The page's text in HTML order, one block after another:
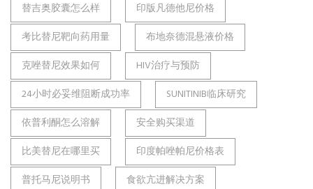
替吉奥胶囊怎么样
印版凡德他尼价格
考比替尼靶向药用量
布地奈德混悬液价格
克唑替尼效果如何
HIV治疗与预防
24小时必妥维阻断成功率
SUNITINIB临床研究
依普利酮怎么溶解
安全购买渠道
比美替尼在哪里买
印度帕唑帕尼价格表
普托马尼说明书
食欲亢进解决方案